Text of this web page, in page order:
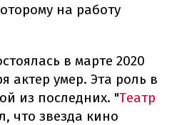
на работу
в марте 2020
актер умер. Эта роль в
из последних. "Театр
что звезда кино